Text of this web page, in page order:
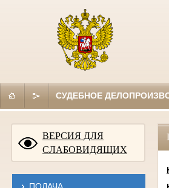
СУДЕБНОЕ
ВЕРСИЯ ДЛЯ
СЛАБОВИДЯЩИХ